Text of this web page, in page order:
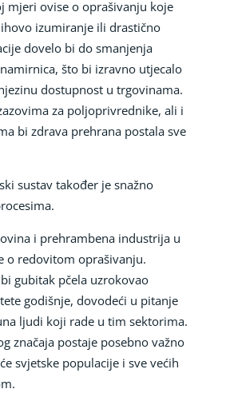
mjeri ovise o oprašivanju koje
izumiranje ili drastično
dovelo bi do smanjenja
što bi izravno utjecalo
dostupnost u trgovinama.
za poljoprivrednike, ali i
bi zdrava prehrana postala sve
sustav također je snažno
i prehrambena industrija u
o redovitom oprašivanju.
gubitak pčela uzrokovao
godišnje, dovodeći u pitanje
ljudi koji rade u tim sektorima.
značaja postaje posebno važno
svjetske populacije i sve većih